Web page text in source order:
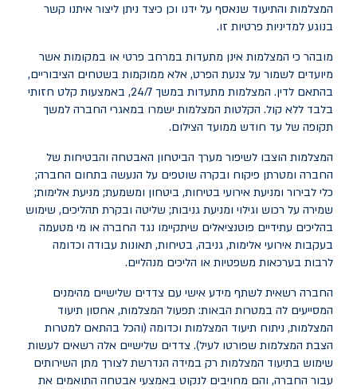
המצלמות והתיעוד שנאסף על ידנו וכן כיצד ניתן ליצור איתנו קשר
בנוגע למדיניות פרטיות זו.
מובהר כי המצלמות אינן מתעדות במרחב פרטי או במקומות אשר
מיועדים לשמור על צנעת הפרט, אלא ממוקמות בשטחים הציבוריים,
בהתאם לדין. המצלמות מתעדות במשך 24/7, באמצעות קלט חזותי
בלבד ללא קול. הקלטות המצלמות ישמרו במאגרי החברה למשך
תקופה של עד חודש ממועד הצילום.
המצלמות הוצבו לשיפור מערך הביטחון האבטחה והבטיחות של
החברה ומטרתן פיקוח ובקרה שוטפים על הנעשה בתחום החברה;
כלי לבירור ומניעת אירועי בטיחות, ביטחון ומשמעת; מניעת אלימות;
שמירה על רכוש וגילוי ומניעת גניבות; שליטה ובקרת תהליכים, שימוש
בהליכים עתידיים פוטנציאלים שיתקיימו נגד החברה או מי מטעמה
בעקבות אירועי אלימות, גניבה, בטיחות, תאונות עבודה וכדומה
לרבות בערכאות משפטיות או הליכים מנהליים.
החברה רשאית לשתף מידע אישי עם צדדים שלישיים מהימנים
המסייעים לה במטרות הבאות: תפעול המצלמות, אחסון תיעוד
המצלמות, ניתוח תיעוד המצלמות וכדומה (והכל בהתאם למטרות
הצבת המצלמות שפורטו לעיל). צדדים שלישיים אלה רשאים לעשות
שימוש בתיעוד המצלמות רק במידה הנדרשת לצורך מתן השירותים
עבור החברה, והם מחויבים לנקוט באמצעי אבטחה התואמים את